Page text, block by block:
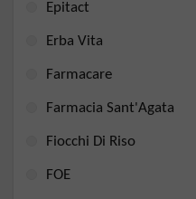
Epitact
Erba Vita
Farmacare
Farmacia Sant'Agata
Fiocchi Di Riso
FOE